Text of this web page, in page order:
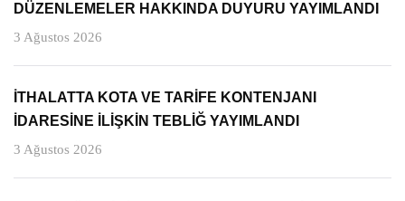
DÜZENLEMELER HAKKINDA DUYURU YAYIMLANDI
3 Ağustos 2026
İTHALATTA KOTA VE TARİFE KONTENJANI
İDARESİNE İLİŞKİN TEBLİĞ YAYIMLANDI
3 Ağustos 2026